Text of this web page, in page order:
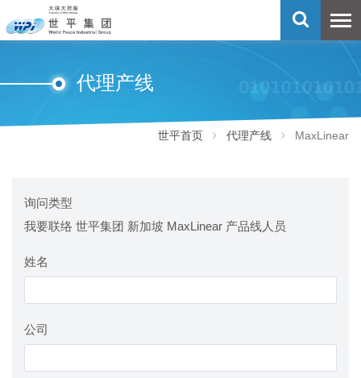
代理产线
世平首页 代理产线 MaxLinear
询问类型
我要联络 世平集团 新加坡 MaxLinear 产品线人员
姓名
公司